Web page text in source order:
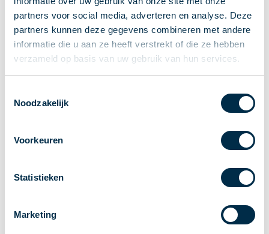
partners voor social media, adverteren en analyse. Deze
partners kunnen deze gegevens combineren met andere
informatie die u aan ze heeft verstrekt of die ze hebben
verzameld op basis van uw gebruik van hun services.
Noodzakelijk
Voorkeuren
Statistieken
Marketing
Stakeholderforum
Lidmaatschap
Werkgroepen
Deelnemers in het betalingsverkeer
Consultaties
Over ons